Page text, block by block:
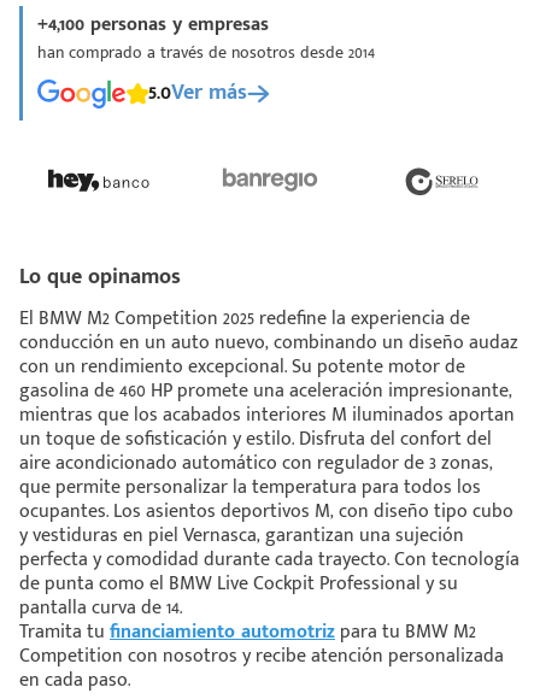
Lo que opinamos
El BMW M2 Competition 2025 redefine la experiencia de
conducción en un auto nuevo, combinando un diseño audaz
con un rendimiento excepcional. Su potente motor de
gasolina de 460 HP promete una aceleración impresionante,
mientras que los acabados interiores M iluminados aportan
un toque de sofisticación y estilo. Disfruta del confort del
aire acondicionado automático con regulador de 3 zonas,
que permite personalizar la temperatura para todos los
ocupantes. Los asientos deportivos M, con diseño tipo cubo
y vestiduras en piel Vernasca, garantizan una sujeción
perfecta y comodidad durante cada trayecto. Con tecnología
de punta como el BMW Live Cockpit Professional y su
pantalla curva de 14.
Tramita tufinanciamiento automotrizpara tu BMW M2
Competition con nosotros y recibe atención personalizada
en cada paso.
+4,100 personas y empresas
han comprado a través de nosotros desde 2014
5.0Ver más
¡Espera!
enviar tu cotización
conozcas nuestro
asesor te guiará
más
estoy viendo 😀